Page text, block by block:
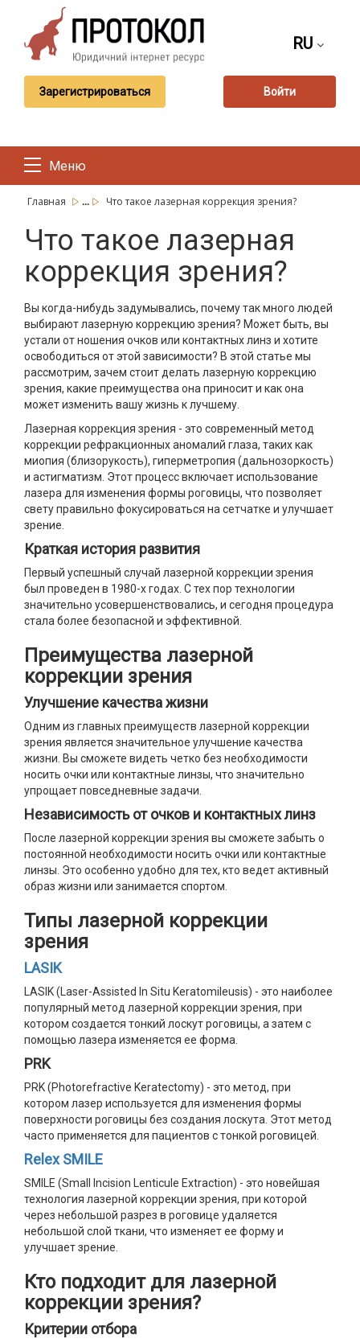
RU
Зарегистрироваться Войти
Меню
Главная ... Что такое лазерная коррекция зрения?
Что такое лазерная
коррекция зрения?
Вы когда-нибудь задумывались, почему так много людей
выбирают лазерную коррекцию зрения? Может быть, вы
устали от ношения очков или контактных линз и хотите
освободиться от этой зависимости? В этой статье мы
рассмотрим, зачем стоит делать лазерную коррекцию
зрения, какие преимущества она приносит и как она
может изменить вашу жизнь к лучшему.
Лазерная коррекция зрения - это современный метод
коррекции рефракционных аномалий глаза, таких как
миопия (близорукость), гиперметропия (дальнозоркость)
и астигматизм. Этот процесс включает использование
лазера для изменения формы роговицы, что позволяет
свету правильно фокусироваться на сетчатке и улучшает
зрение.
Краткая история развития
Первый успешный случай лазерной коррекции зрения
был проведен в 1980-х годах. С тех пор технологии
значительно усовершенствовались, и сегодня процедура
стала более безопасной и эффективной.
Преимущества лазерной
коррекции зрения
Улучшение качества жизни
Одним из главных преимуществ лазерной коррекции
зрения является значительное улучшение качества
жизни. Вы сможете видеть четко без необходимости
носить очки или контактные линзы, что значительно
упрощает повседневные задачи.
Независимость от очков и контактных линз
После лазерной коррекции зрения вы сможете забыть о
постоянной необходимости носить очки или контактные
линзы. Это особенно удобно для тех, кто ведет активный
образ жизни или занимается спортом.
Типы лазерной коррекции
зрения
LASIK
LASIK (Laser-Assisted In Situ Keratomileusis) - это наиболее
популярный метод лазерной коррекции зрения, при
котором создается тонкий лоскут роговицы, а затем с
помощью лазера изменяется ее форма.
PRK
PRK (Photorefractive Keratectomy) - это метод, при
котором лазер используется для изменения формы
поверхности роговицы без создания лоскута. Этот метод
часто применяется для пациентов с тонкой роговицей.
Relex SMILE
SMILE (Small Incision Lenticule Extraction) - это новейшая
технология лазерной коррекции зрения, при которой
через небольшой разрез в роговице удаляется
небольшой слой ткани, что изменяет ее форму и
улучшает зрение.
Кто подходит для лазерной
коррекции зрения?
Критерии отбора